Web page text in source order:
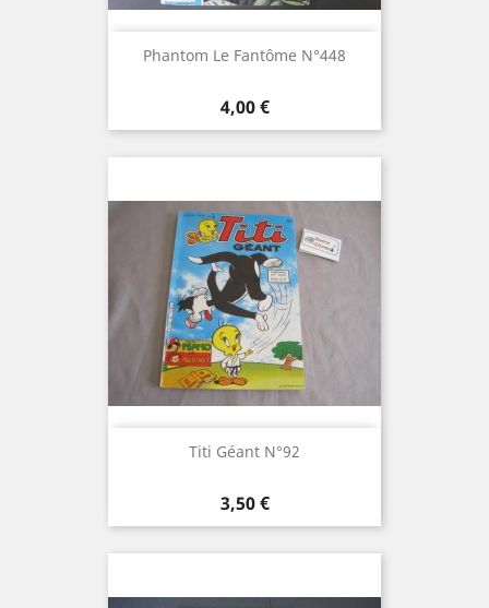
Phantom Le Fantôme N°448
Prix
4,00 €
Titi Géant N°92
Prix
3,50 €